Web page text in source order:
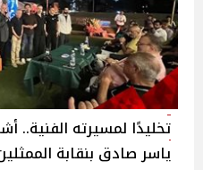
تخليدًا لمسيرته الفنية..
ياسر صادق بنقابة